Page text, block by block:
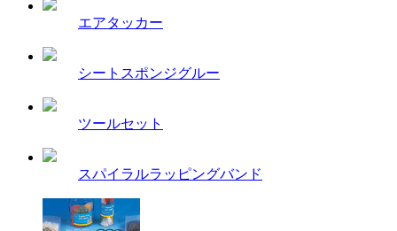
エアタッカー
シートスポンジグルー
ツールセット
スパイラルラッピングバンド